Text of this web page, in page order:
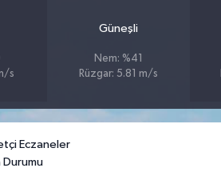
s
Güneşli
Nem: %41
Rüzgar: 5.81 m/s
Eczaneler